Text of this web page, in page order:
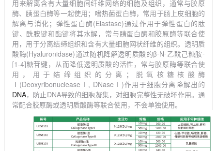
用来解离含有大量细胞间纤维网络的细胞及组织，通常与胶原
酶、胰蛋白酶等一起使用；嗜热菌蛋白酶，常用于肠上皮细胞的
解离与消化；弹性蛋白酶(Elastase)通过作用于弹性蛋白的肽
键、酰胺键和酯键将其水解，常与胰蛋白酶和胶原酶等联合使
用，用于分离结缔组织和含有大量细胞网状纤维的组织。透明质
酸酶(Hyaluronidase)通过随机降解透明质酸的β-N-乙酰己糖胺-
[1-4]糖苷键，从而降低透明质酸的活性，常与胶原酶等联合使
用，用于结缔组织的分离 ；
脱氧核糖核酸酶
Ⅰ(DeoxyribonucleaseⅠ, DNaseⅠ)作用于细胞分离降解出的
DNA，防止DNA导致的细胞凝集，对细胞完整性无破坏作用。通
常配合胶原酶或透明质酸酶等联合使用，不会单独使用。